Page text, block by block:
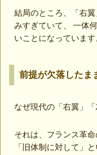
結局のところ、「右
みすぎていて、 一体
いことになっています
前提が欠落したま
なぜ現代の「右翼」
それは、フランス革
「旧体制に対して」